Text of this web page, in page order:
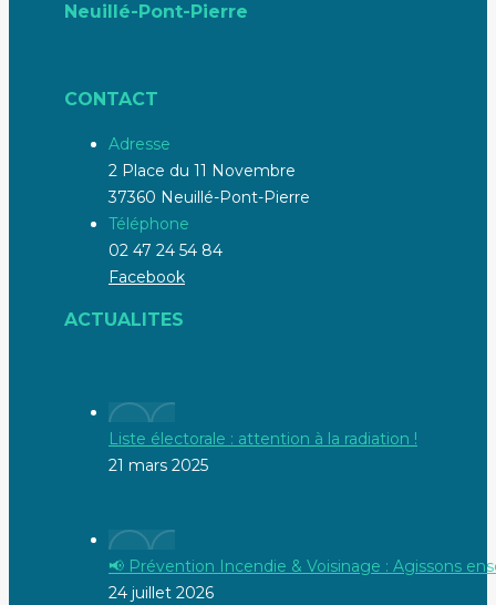
Neuillé-Pont-Pierre
CONTACT
Adresse
2 Place du 11 Novembre
37360 Neuillé-Pont-Pierre
Téléphone
02 47 24 54 84
Facebook
ACTUALITES
Liste électorale : attention à la radiation !
21 mars 2025
📢 Prévention Incendie & Voisinage : Agissons
24 juillet 2026